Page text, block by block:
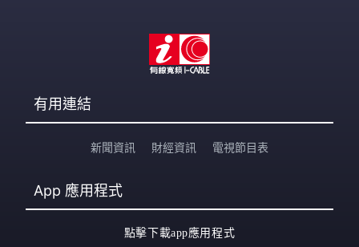
有用連結
新聞資訊 財經資訊 電視節目表
App 應用程式
點擊下載app應用程式